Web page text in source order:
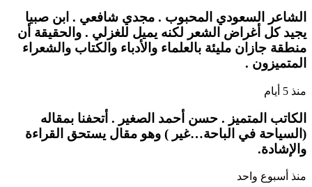
الشاعر السعودي المحبوب . مجدي شافعي . ابن صبيا
يجيد كل أغراض الشعر لكنه يميل للغزلي . والحقيقة أن
منطقة جازان مليئة بالعلماء والأدباء والكتاب والشعراء
المتميزون .
منذ 5 أيام
الكاتب المتميز . حسن أحمد الصغير . أتحفنا بمقاله
(السياحة في الباحة…غير ) وهو مقال يستحق القراءة
والإشادة.
منذ أسبوع واحد